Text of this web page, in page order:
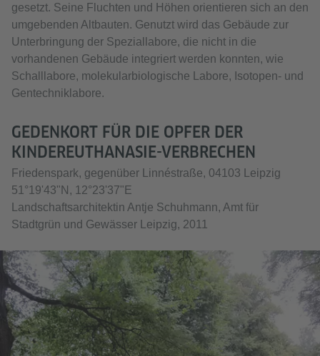
gesetzt. Seine Fluchten und Höhen orientieren sich an den
umgebenden Altbauten. Genutzt wird das Gebäude zur
Unterbringung der Speziallabore, die nicht in die
vorhandenen Gebäude integriert werden konnten, wie
Schalllabore, molekularbiologische Labore, Isotopen- und
Gentechniklabore.
GEDENKORT FÜR DIE OPFER DER
KINDEREUTHANASIE-VERBRECHEN
Friedenspark, gegenüber Linnéstraße, 04103 Leipzig
51°19'43"N, 12°23'37"E
Landschaftsarchitektin Antje Schuhmann, Amt für
Stadtgrün und Gewässer Leipzig, 2011